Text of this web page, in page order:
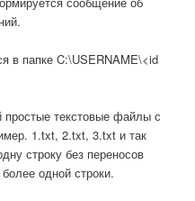
в папке C:\USERNAME\<id
текстовые файлы с
1.txt, 2.txt, 3.txt и так
строку без переносов
одной строки.